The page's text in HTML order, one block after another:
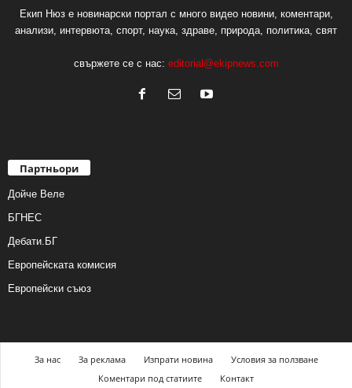
Екип Нюз е новинарски портал с много видео новини, коментари,
анализи, интервюта, спорт, наука, здраве, природа, политика, свят
свържете се с нас: editorial@ekipnews.com
Партньори
Дойче Веле
БГНЕС
Дебати.БГ
Европейската комисия
Европейски съюз
За нас За реклама Изпрати новина
Условия за ползване
Коментари под статиите
Контакт